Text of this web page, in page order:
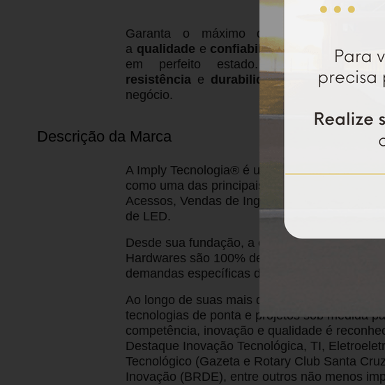
Garanta o máximo de
a qualidade e confiabilidade
que só a
em perfeito estado. Nossas peças
resistência e durabilidade excepcional
negócio.
Descrição da Marca
A Imply Tecnologia® é uma empresa
como uma das principais referências em
Acessos, Vendas de Ingressos, Consumos
de LED.
Desde sua fundação, a empresa se destaca
Hardwares são 100% desenvolvidos
demandas específicas de cada projeto.
Ao longo de suas mais de duas décadas de
tecnologias de ponta e projetos sob medida
competência, inovação e qualidade é
Destaque Inovação Tecnológica, TI,
Tecnológico (Gazeta e Rotary Club Santa
Inovação (BRDE), entre outros não menos